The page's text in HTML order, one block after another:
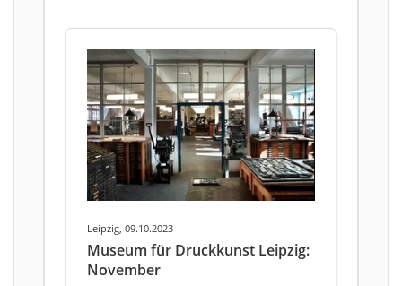
Leipzig, 09.10.2023
Museum für Druckkunst Leipzig:
November